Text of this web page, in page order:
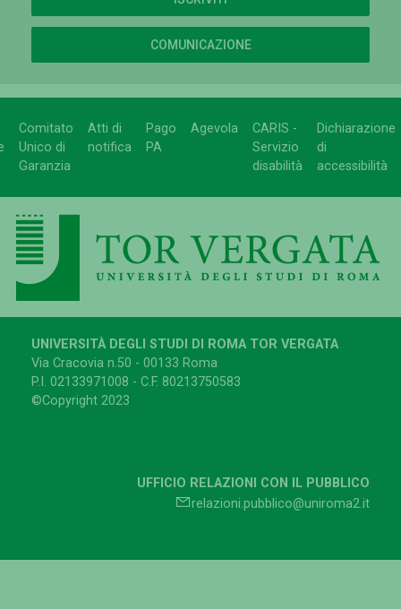
COMUNICAZIONE
Comitato
Unico di
Garanzia
Atti di
notifica
Pago
PA
Agevola
CARIS -
Servizio
disabilità
Dichiarazione
di
accessibilità
UNIVERSITÀ DEGLI STUDI DI ROMA TOR VERGATA
Via Cracovia n.50 - 00133 Roma
P.I. 02133971008 - C.F. 80213750583
©Copyright 2023
UFFICIO RELAZIONI CON IL PUBBLICO
relazioni.pubblico@uniroma2.it